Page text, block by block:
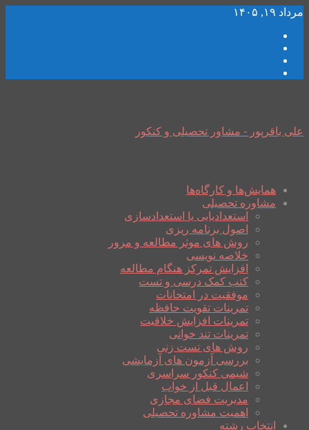
مرداد ۱۹, ۱۴۰۵
علی باقرپور - مشاور تحصیلی و کنکور
همایش‌ها و کارگاه‌ها
مشاوره تحصیلی
استعدادیابی یا استعدادسازی
اصول برنامه ریزی
روش های موثر مطالعه و مرور
خلاصه نویسی
افزایش تمرکز هنگام مطالعه
کتب کمک درسی و تست
موفقیت در امتحانات
تمرینات تقویت حافظه
تمرینات افزایش خلاقیت
تمرینات تند خوانی
روش های تست زنی
بررسی آزمون های آزمایشی
شیمی کنکور سراسری
اعمال قبل از خواب
مدیریت فضای مجازی
اهمیت مشاوره تحصیلی
انتخاب رشته